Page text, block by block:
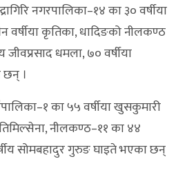
नगरपालिका–१४ का ३० वर्षीया
वर्षीया कृतिका, धादिङको नीलकण्ठ
धमला, ७० वर्षीया
छन् ।
का ५५ वर्षीया खुसकुमारी
तिमिल्सेना, नीलकण्ठ–११ का ४४
सोमबहादुर गुरुङ घाइते भएका छन्